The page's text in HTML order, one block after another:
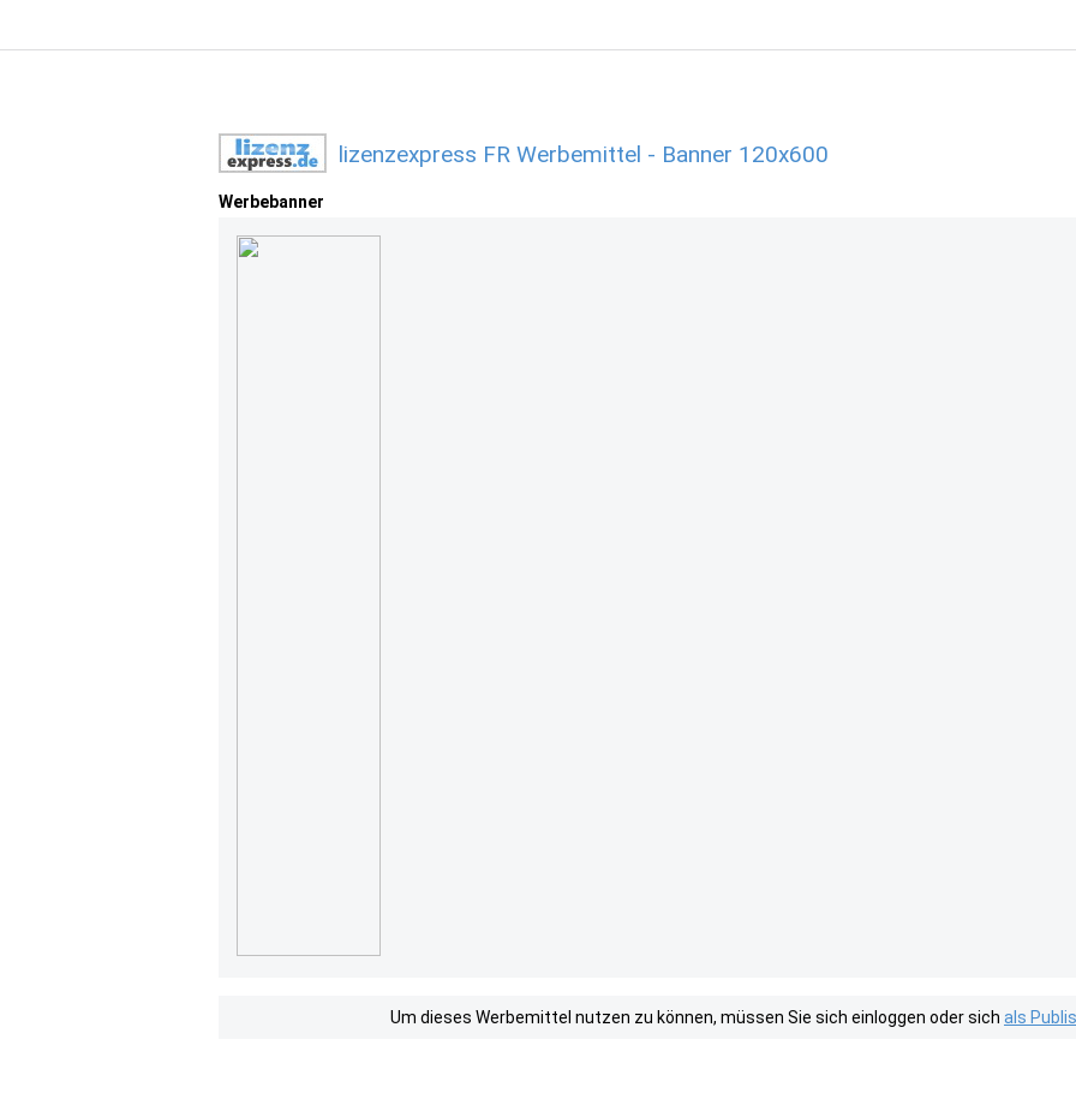
lizenzexpress FR Werbemittel - Banner 120x600
Werbebanner
Um dieses Werbemittel nutzen zu können, müssen Sie sich einloggen oder sich als